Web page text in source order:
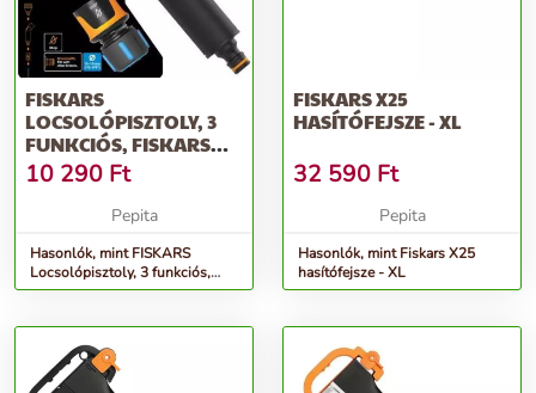
FISKARS
LOCSOLÓPISZTOLY, 3
FUNKCIÓS, FISKARS
&QUOT;COMFORT&QUOT;+...
10 290 Ft
Pepita
Hasonlók, mint FISKARS
Locsolópisztoly, 3 funkciós,
FISKARS
FISKARS X25
HASÍTÓFEJSZE - XL
32 590 Ft
Pepita
Hasonlók, mint Fiskars X25
hasítófejsze - XL